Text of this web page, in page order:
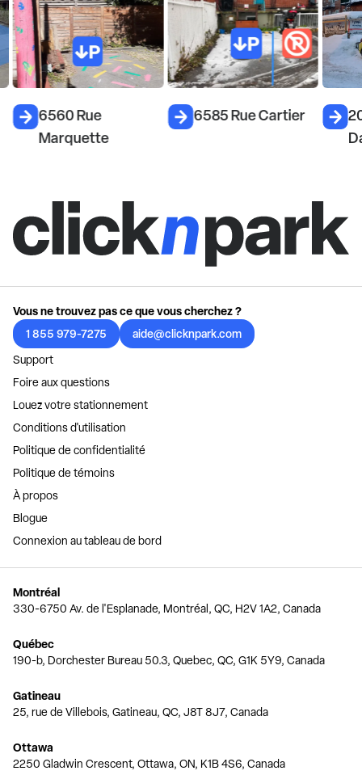
6560 Rue
Marquette
6585 Rue Cartier
Vous ne trouvez pas ce que vous cherchez ?
1 855 979-7275
aide@clicknpark.com
Support
Foire aux questions
Louez votre stationnement
Conditions d'utilisation
Politique de confidentialité
Politique de témoins
À propos
Blogue
Connexion au tableau de bord
Montréal
330-6750 Av. de l'Esplanade, Montréal, QC, H2V 1A2, Canada
Québec
190-b, Dorchester Bureau 50.3, Quebec, QC, G1K 5Y9, Canada
Gatineau
25, rue de Villebois, Gatineau, QC, J8T 8J7, Canada
Ottawa
2250 Gladwin Crescent, Ottawa, ON, K1B 4S6, Canada